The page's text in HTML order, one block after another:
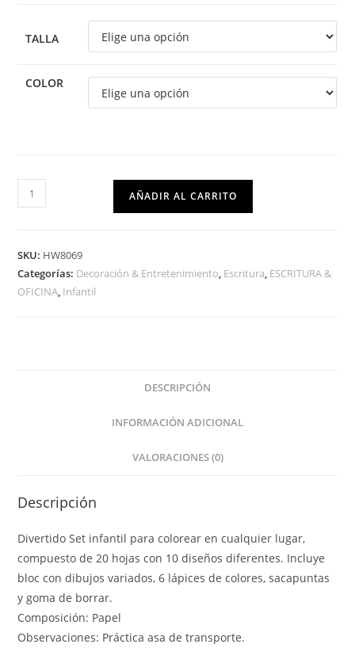
TALLA
COLOR
AÑADIR AL CARRITO
SKU: HW8069
Categorías: Decoración & Entretenimiento, Escritura, ESCRITURA &
OFICINA, Infantil
DESCRIPCIÓN
INFORMACIÓN ADICIONAL
VALORACIONES (0)
Descripción
Divertido Set infantil para colorear en cualquier lugar,
compuesto de 20 hojas con 10 diseños diferentes. Incluye
bloc con dibujos variados, 6 lápices de colores, sacapuntas
y goma de borrar.
Composición: Papel
Observaciones: Práctica asa de transporte.